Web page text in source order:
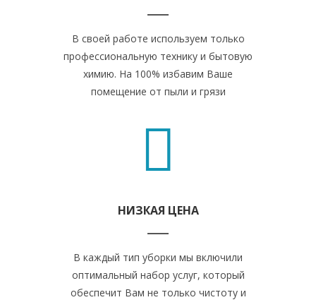
В своей работе используем только
профессиональную технику и бытовую
химию. На 100% избавим Ваше
помещение от пыли и грязи
НИЗКАЯ ЦЕНА
В каждый тип уборки мы включили
оптимальный набор услуг, который
обеспечит Вам не только чистоту и